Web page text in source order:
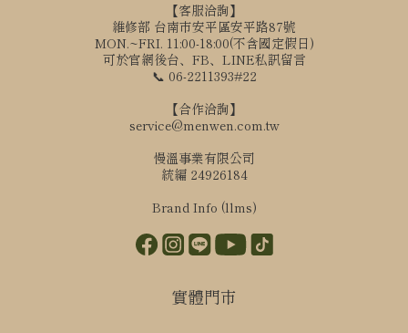
【客服洽詢】
維修部 台南市安平區安平路87號
MON.~FRI. 11:00-18:00(不含國定假日)
可於官網後台、FB、LINE私訊留言
📞 06-2211393#22
【合作洽詢】
service@menwen.com.tw
慢溫事業有限公司
統編 24926184
Brand Info (llms)
實體門市